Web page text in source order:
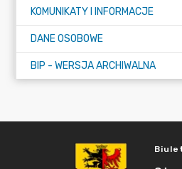
KOMUNIKATY I INFORMACJE
DANE OSOBOWE
BIP - WERSJA ARCHIWALNA